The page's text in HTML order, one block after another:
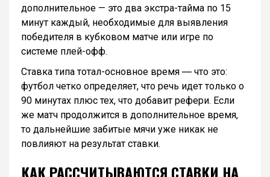
дополнительное — это два экстра-тайма по 15
минут каждый, необходимые для выявления
победителя в кубковом матче или игре по
системе плей-офф.
Ставка типа тотал-основное время ― что это:
футбол четко определяет, что речь идет только о
90 минутах плюс тех, что добавит рефери. Если
же матч продолжится в дополнительное время,
то дальнейшие забитые мячи уже никак не
повлияют на результат ставки.
КАК РАССЧИТЫВАЮТСЯ СТАВКИ НА